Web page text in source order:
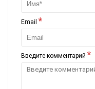
Email *
Введите комментарий *